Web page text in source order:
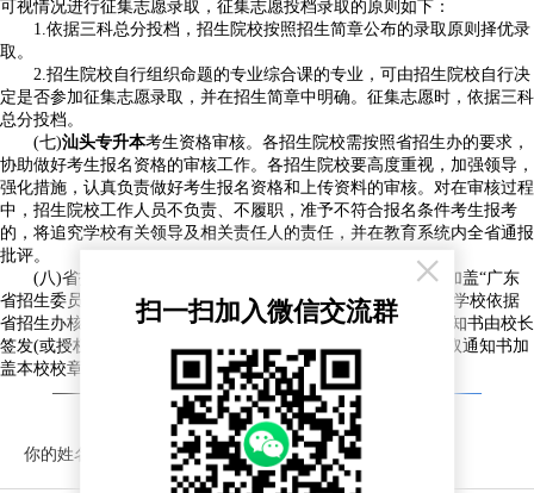
可视情况进行征集志愿录取，征集志愿投档录取的原则如下：
1.依据三科总分投档，招生院校按照招生简章公布的录取原则择优录
取。
2.招生院校自行组织命题的专业综合课的专业，可由招生院校自行决
定是否参加征集志愿录取，并在招生简章中明确。征集志愿时，依据三科
总分投档。
(七)汕头专升本考生资格审核。各招生院校需按照省招生办的要求，
协助做好考生报名资格的审核工作。各招生院校要高度重视，加强领导，
强化措施，认真负责做好考生报名资格和上传资料的审核。对在审核过程
中，招生院校工作人员不负责、不履职，准予不符合报名条件考生报考
的，将追究学校有关领导及相关责任人的责任，并在教育系统内全省通报
批评。
(八)省招生办负责制作生成普通专升本录取新生名册，并加盖“广东
省招生委员会办公室录取专用章”及领导签章(电子签章)。高等学校依据
省招生办核准并备案的录取新生名册打印录取通知书。录取通知书由校长
签发(或授权签发)，不再加盖省招生办录取专用章。学校在录取通知书加
盖本校校章后连同有关入学报到须知直接寄送至被录取考生。
—— 没找你想要的专升本资讯？预约免费咨询 ——
你的姓名
×
扫一扫加入微信交流群